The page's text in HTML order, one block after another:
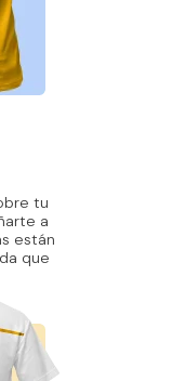
tu
a
están
que